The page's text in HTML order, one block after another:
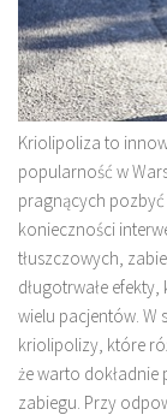
Kriolipoliza to
popularność w
pragnących pozbyć
konieczności
tłuszczowych,
długotrwałe
wielu pacjentów. W
kriolipolizy, które
że warto
zabiegu. Przy